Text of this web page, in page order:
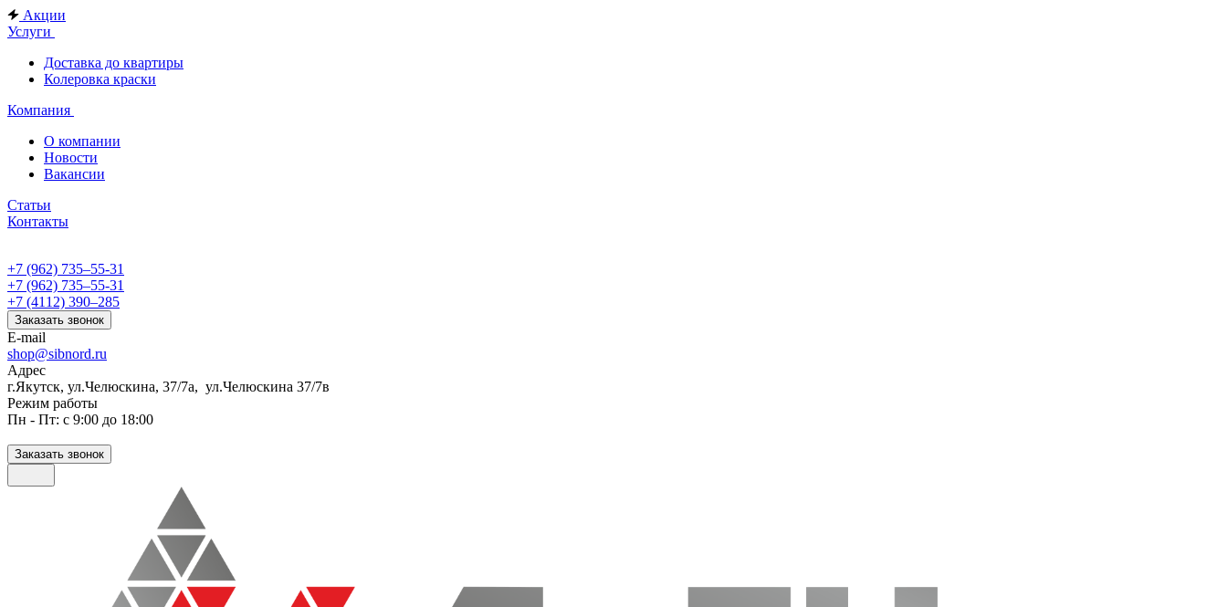
Акции
Услуги
Доставка до квартиры
Колеровка краски
Компания
О компании
Новости
Вакансии
Статьи
Контакты
+7 (962) 735‒55-31
+7 (962) 735‒55-31
+7 (4112) 390‒285
Заказать звонок
E-mail
shop@sibnord.ru
Адрес
​г.Якутск, ул.Челюскина, 37/7а, ул.Челюскина 37/7в
Режим работы
Пн - Пт: с 9:00 до 18:00
Заказать звонок